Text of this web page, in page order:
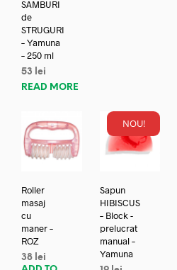
SAMBURI
de
STRUGURI
– Yamuna
– 250 ml
53
lei
READ MORE
Roller
masaj
cu
maner –
ROZ
38 lei
NOU!
Sapun
HIBISCUS
– Block -
prelucrat
manual –
Yamuna